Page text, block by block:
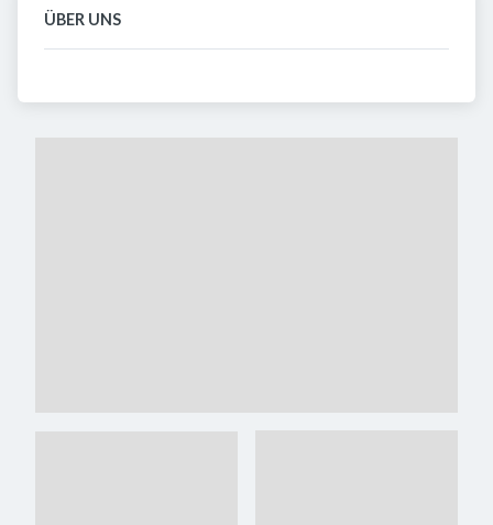
ÜBER UNS